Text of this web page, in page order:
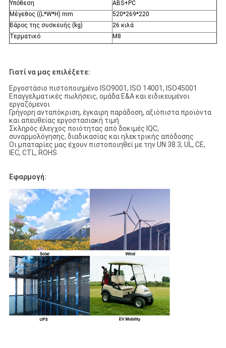
Υπόθεση
ABS+PC
Μέγεθος ((L*W*H) mm
520*269*220
Βάρος της συσκευής (kg)
26 κιλά
Τερματικό
M8
Γιατί να μας επιλέξετε:
Εργοστάσιο πιστοποιημένο ISO9001, ISO 14001, ISO45001
Επαγγελματικές πωλήσεις, ομάδα Ε&Α και ειδικευμένοι
εργαζόμενοι
Γρήγορη ανταπόκριση, έγκαιρη παράδοση, αξιόπιστα προϊόντα
και απευθείας εργοστασιακή τιμή
Σκληρός έλεγχος ποιότητας από δοκιμές IQC,
συναρμολόγησης, διαδικασίας και ηλεκτρικής απόδοσης
Οι μπαταρίες μας έχουν πιστοποιηθεί με την UN 38.3, UL, CE,
IEC, CTL, ROHS
Εφαρμογή: